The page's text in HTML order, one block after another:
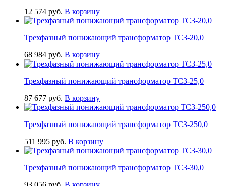
12 574 руб. В корзину
Трехфазный понижающий трансформатор ТСЗ-20,0
68 984 руб. В корзину
Трехфазный понижающий трансформатор ТСЗ-25,0
87 677 руб. В корзину
Трехфазный понижающий трансформатор ТСЗ-250,0
511 995 руб. В корзину
Трехфазный понижающий трансформатор ТСЗ-30,0